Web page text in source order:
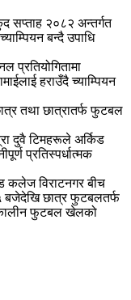
सप्ताह २०८२ अन्तर्गत
बन्दै उपाधि
प्रतियोगितामा
हराउँदै च्याम्पियन
तथा छात्रातर्फ फुटबल
दुवै टिमहरूले अर्किड
प्रतिस्पर्धात्मक
कलेज विराटनगर बीच
बजेदेखि छात्र फुटबलतर्फ
फुटबल खेलको